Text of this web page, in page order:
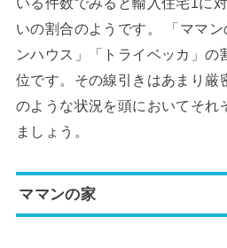
いの割合のようです。 「ママ
ンハウス」「トライベッカ」の
位です。その線引きはあまり厳
のような状況を頭においてそれ
ましょう。
ママンの家